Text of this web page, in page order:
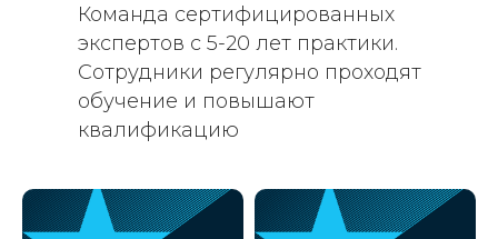
Команда сертифицированных
экспертов с 5-20 лет практики.
Сотрудники регулярно проходят
обучение и повышают
квалификацию